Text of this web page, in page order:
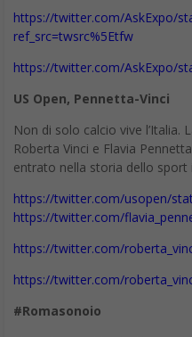
chi “fa andare le mani”
error” cruciale per generare
collegare le idee e le persone
che qualcuno sta formulando
si mette mai al centro
che “entra ed esce” facendo
poi si fa da parte.
La socialorg è il luogo
Come dicevamo, la socialorg
cui ospitare le dinamiche e
qui. Costruire un team
queste caratteristiche, vuol
sociale e richiede molta
attitudini complementari che